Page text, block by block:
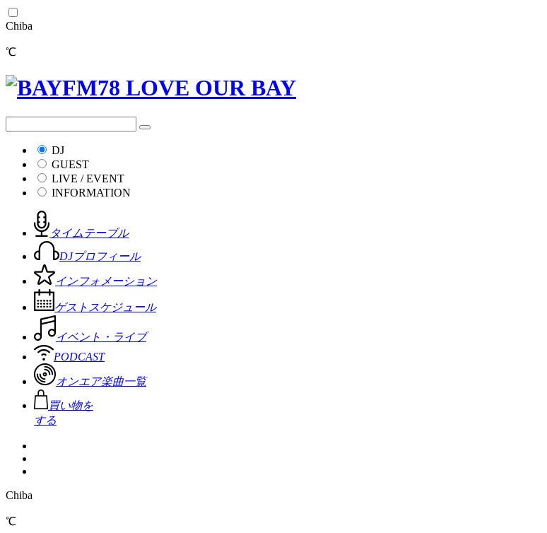
Chiba
℃
DJ
GUEST
LIVE / EVENT
INFORMATION
タイムテーブル
DJプロフィール
インフォメーション
ゲストスケジュール
イベント・ライブ
PODCAST
オンエア楽曲一覧
買い物を
する
Chiba
℃